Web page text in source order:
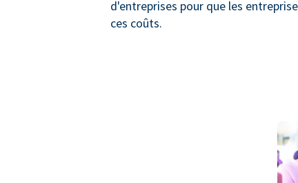
d'entreprises pour que les
ces coûts.